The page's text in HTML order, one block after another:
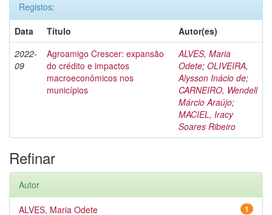
Registos:
Data
Título
Autor(es)
2022-
09
Agroamigo Crescer: expansão
do crédito e impactos
macroeconômicos nos
municípios
ALVES, Maria
Odete; OLIVEIRA,
Alysson Inácio de;
CARNEIRO, Wendell
Márcio Araújo;
MACIEL, Iracy
Soares Ribeiro
Refinar
Autor
1
ALVES, Maria Odete